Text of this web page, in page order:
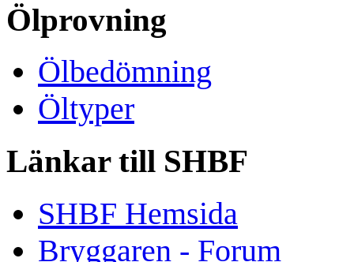
Ölprovning
Ölbedömning
Öltyper
Länkar till SHBF
SHBF Hemsida
Bryggaren - Forum